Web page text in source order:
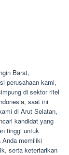
Barat,
perusahaan kami,
di sektor ritel
saat ini
di Arut Selatan,
kandidat yang
tinggi untuk
memiliki
serta ketertarikan